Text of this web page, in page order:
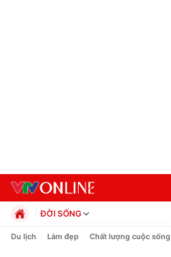
ĐỜI SỐNG
Chính trị
Du lịch Làm đẹp Chất lượng cuộc sống